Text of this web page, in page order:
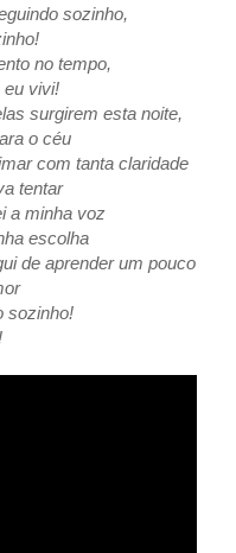
sozinho,
no tempo,
eu vivi!
surgirem esta noite,
o céu
com tanta claridade
tentar
a minha voz
escolha
de aprender um pouco
sozinho!